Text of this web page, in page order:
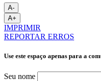
A-
A+
IMPRIMIR
REPORTAR ERROS
Use este espaço apenas para a
Seu nome